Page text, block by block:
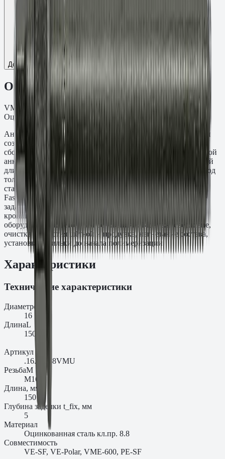
Добавить к сравнению
Описание
VMU-A Шпилька резьба M16, L=150 мм, t=5 мм.
Оцинкованная сталь кл.пр. 8.8.
Анкерная шпилька VMU-A M16×150 мм предназначена для
создания резьбовых точек крепления в монолитных и
сборных железобетонных конструкциях методом химической
анкеровки. Глубина заделки составляет 5 мм при суммарной
длине стержня 150 мм — выступающая часть рассчитана под
толщину прикрепляемой детали. Материал: Оцинкованная
сталь кл.пр. 8.8. Применяется с инъекционными составами
Fasty серий VE-SF, VE-Polar, VME-600 и PE-SF. Типичные
задачи: крепление несущих стальных колонн, фасадных
кронштейнов, подкрановых балок и промышленного
оборудования к бетонным основаниям. Монтаж: сверление,
очистка отверстия щёткой и продувка, нагнетание состава,
установка шпильки до начала полимеризации.
Характеристики
Технические характеристики
Диаметрd₀
16
ДлинаL
150
Артикул
.16.15088VMU
РезьбаM
M16
Длина, мм
150
Глубина заделки t_fix, мм
5
Материал
Оцинкованная сталь кл.пр. 8.8
Совместимость
VE-SF, VE-Polar, VME-600, PE-SF